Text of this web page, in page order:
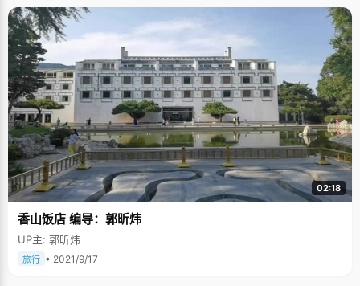
02:18
香山饭店 编导：郭昕炜
UP主: 郭昕炜
旅行 • 2021/9/17